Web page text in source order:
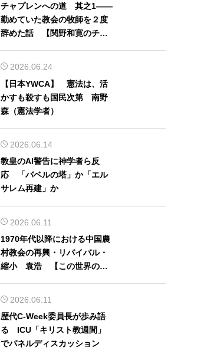
チャプレンへの道 其之1――
勤めていた教会の牧師を２度
辞めた話 【関野和寛のチャ
2026.06.24
【日本YWCA】 憲法は、活
かすも殺すも国民次第 南野
森（憲法学者）
2026.06.14
教皇のAI警告に神学者ら反
応 「バベルの塔」か「エル
サレム再建」か
2026.06.11
1970年代以降における中国農
村教会の再興・リバイバル・
縮小 袁浩 【この世界の片
2026.06.11
歴代C-Week委員長が歩み語
る ICU「キリスト教週間」
でパネルディスカッション